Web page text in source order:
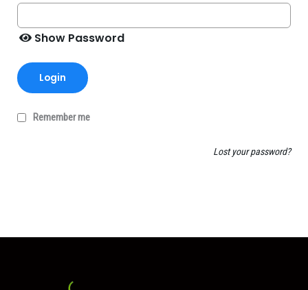
Show Password
Login
Remember me
Lost your password?